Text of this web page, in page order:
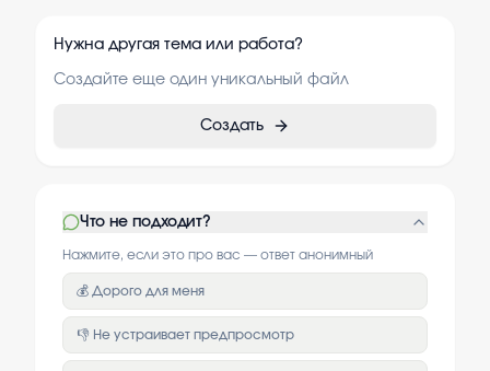
Нужна другая тема или работа?
Создайте еще один уникальный файл
Создать
Что не подходит?
Нажмите, если это про вас — ответ анонимный
💰 Дорого для меня
👎 Не устраивает предпросмотр